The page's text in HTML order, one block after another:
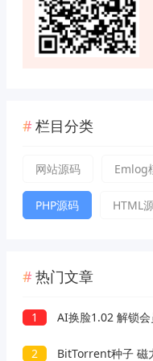
栏目分类
网站源码 Emlog
PHP源码 HTML
热门文章
1 AI换脸1.02 解锁会员无
2 BitTorrent种子 磁